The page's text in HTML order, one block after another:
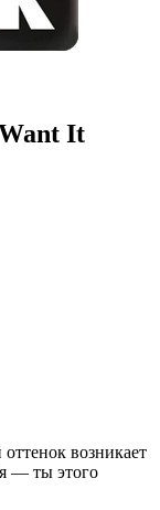
It
возникает
— ты этого